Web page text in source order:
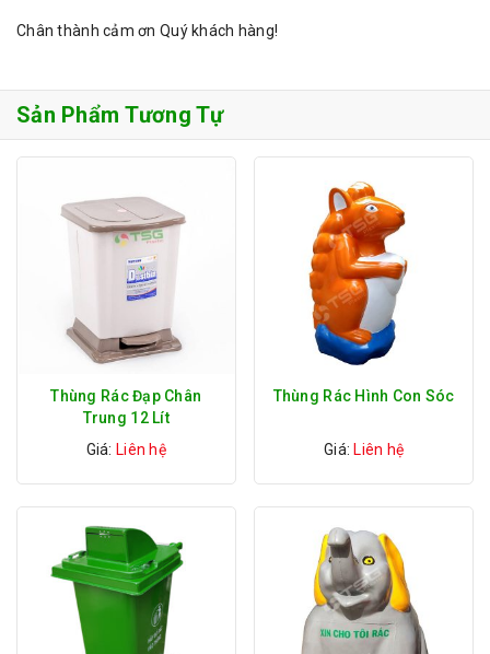
Chân thành cảm ơn Quý khách hàng!
Sản Phẩm Tương Tự
Thùng Rác Đạp Chân
Trung 12 Lít
Giá: Liên hệ
Thùng Rác Hình Con Sóc
Giá: Liên hệ